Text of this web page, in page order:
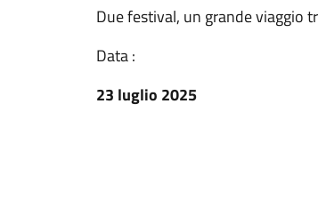
Due festival, un grande viaggio
Data :
23 luglio 2025